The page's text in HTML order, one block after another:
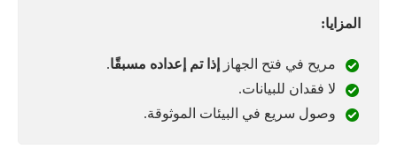
المزايا:
مريح في فتح الجهاز إذا تم إعداده مسبقًا.
لا فقدان للبيانات.
وصول سريع في البيئات الموثوقة.